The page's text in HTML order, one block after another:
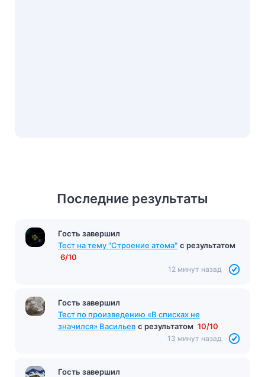
Последние результаты
Гость завершил
Тест на тему "Строение атома" с результатом
6/10
12 минут назад
Гость завершил
Тест по произведению «В списках не
значился» Васильев с результатом 10/10
13 минут назад
Гость завершил